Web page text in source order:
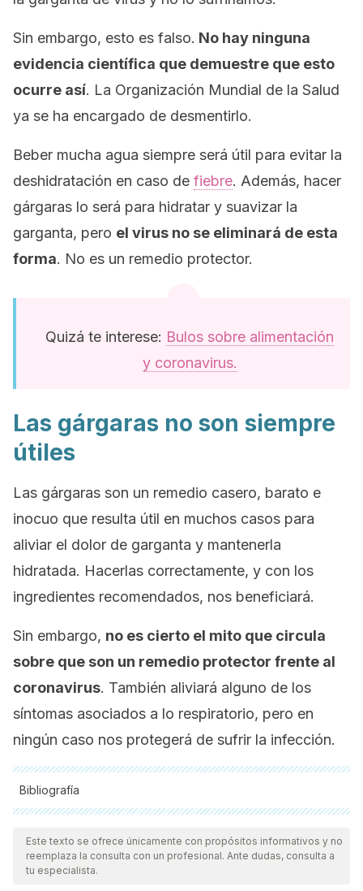
Sin embargo, esto es falso. No hay ninguna
evidencia científica que demuestre que esto
ocurre así. La Organización Mundial de la Salud
ya se ha encargado de desmentirlo.
Beber mucha agua siempre será útil para evitar la
deshidratación en caso de fiebre. Además, hacer
gárgaras lo será para hidratar y suavizar la
garganta, pero el virus no se eliminará de esta
forma. No es un remedio protector.
Quizá te interese: Bulos sobre alimentación
y coronavirus.
Las gárgaras no son siempre
útiles
Las gárgaras son un remedio casero, barato e
inocuo que resulta útil en muchos casos para
aliviar el dolor de garganta y mantenerla
hidratada. Hacerlas correctamente, y con los
ingredientes recomendados, nos beneficiará.
Sin embargo, no es cierto el mito que circula
sobre que son un remedio protector frente al
coronavirus. También aliviará alguno de los
síntomas asociados a lo respiratorio, pero en
ningún caso nos protegerá de sufrir la infección.
Bibliografía
Todas las fuentes citadas fueron revisadas a profundidad por
nuestro equipo, para asegurar su calidad, confiabilidad,
vigencia y validez.La bibliografía de este artículo fue
Este texto se ofrece únicamente con propósitos informativos y no
reemplaza la consulta con un profesional. Ante dudas, consulta a
tu especialista.